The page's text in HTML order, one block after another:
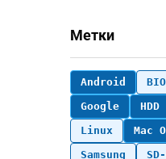
Метки
Android
Google
HDD
Linux
Mac
Samsung